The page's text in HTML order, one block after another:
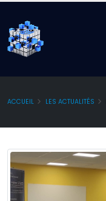
ACCUEIL LES ACTUALITÉS